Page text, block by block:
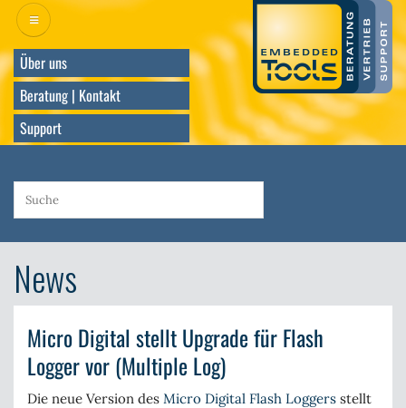
Direkt
zum
InhaltÜber uns
Beratung | Kontakt
Support
News
Micro Digital stellt Upgrade für Flash
Logger vor (Multiple Log)
Die neue Version des Micro Digital Flash Loggers stellt